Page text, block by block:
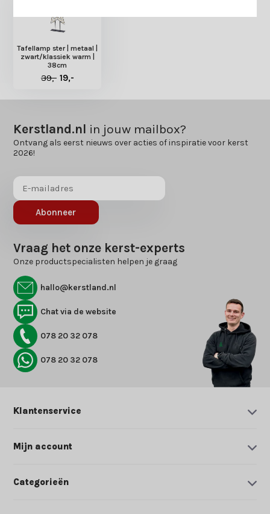
Tafellamp ster | metaal |
zwart/klassiek warm |
38cm
39,- 19,-
Kerstland.nl in jouw mailbox?
Ontvang als eerst nieuws over acties of inspiratie voor kerst
2026!
Abonneer
Vraag het onze kerst-experts
Onze productspecialisten helpen je graag
hallo@kerstland.nl
Chat via de website
078 20 32 078
078 20 32 078
Klantenservice
Mijn account
Categorieën